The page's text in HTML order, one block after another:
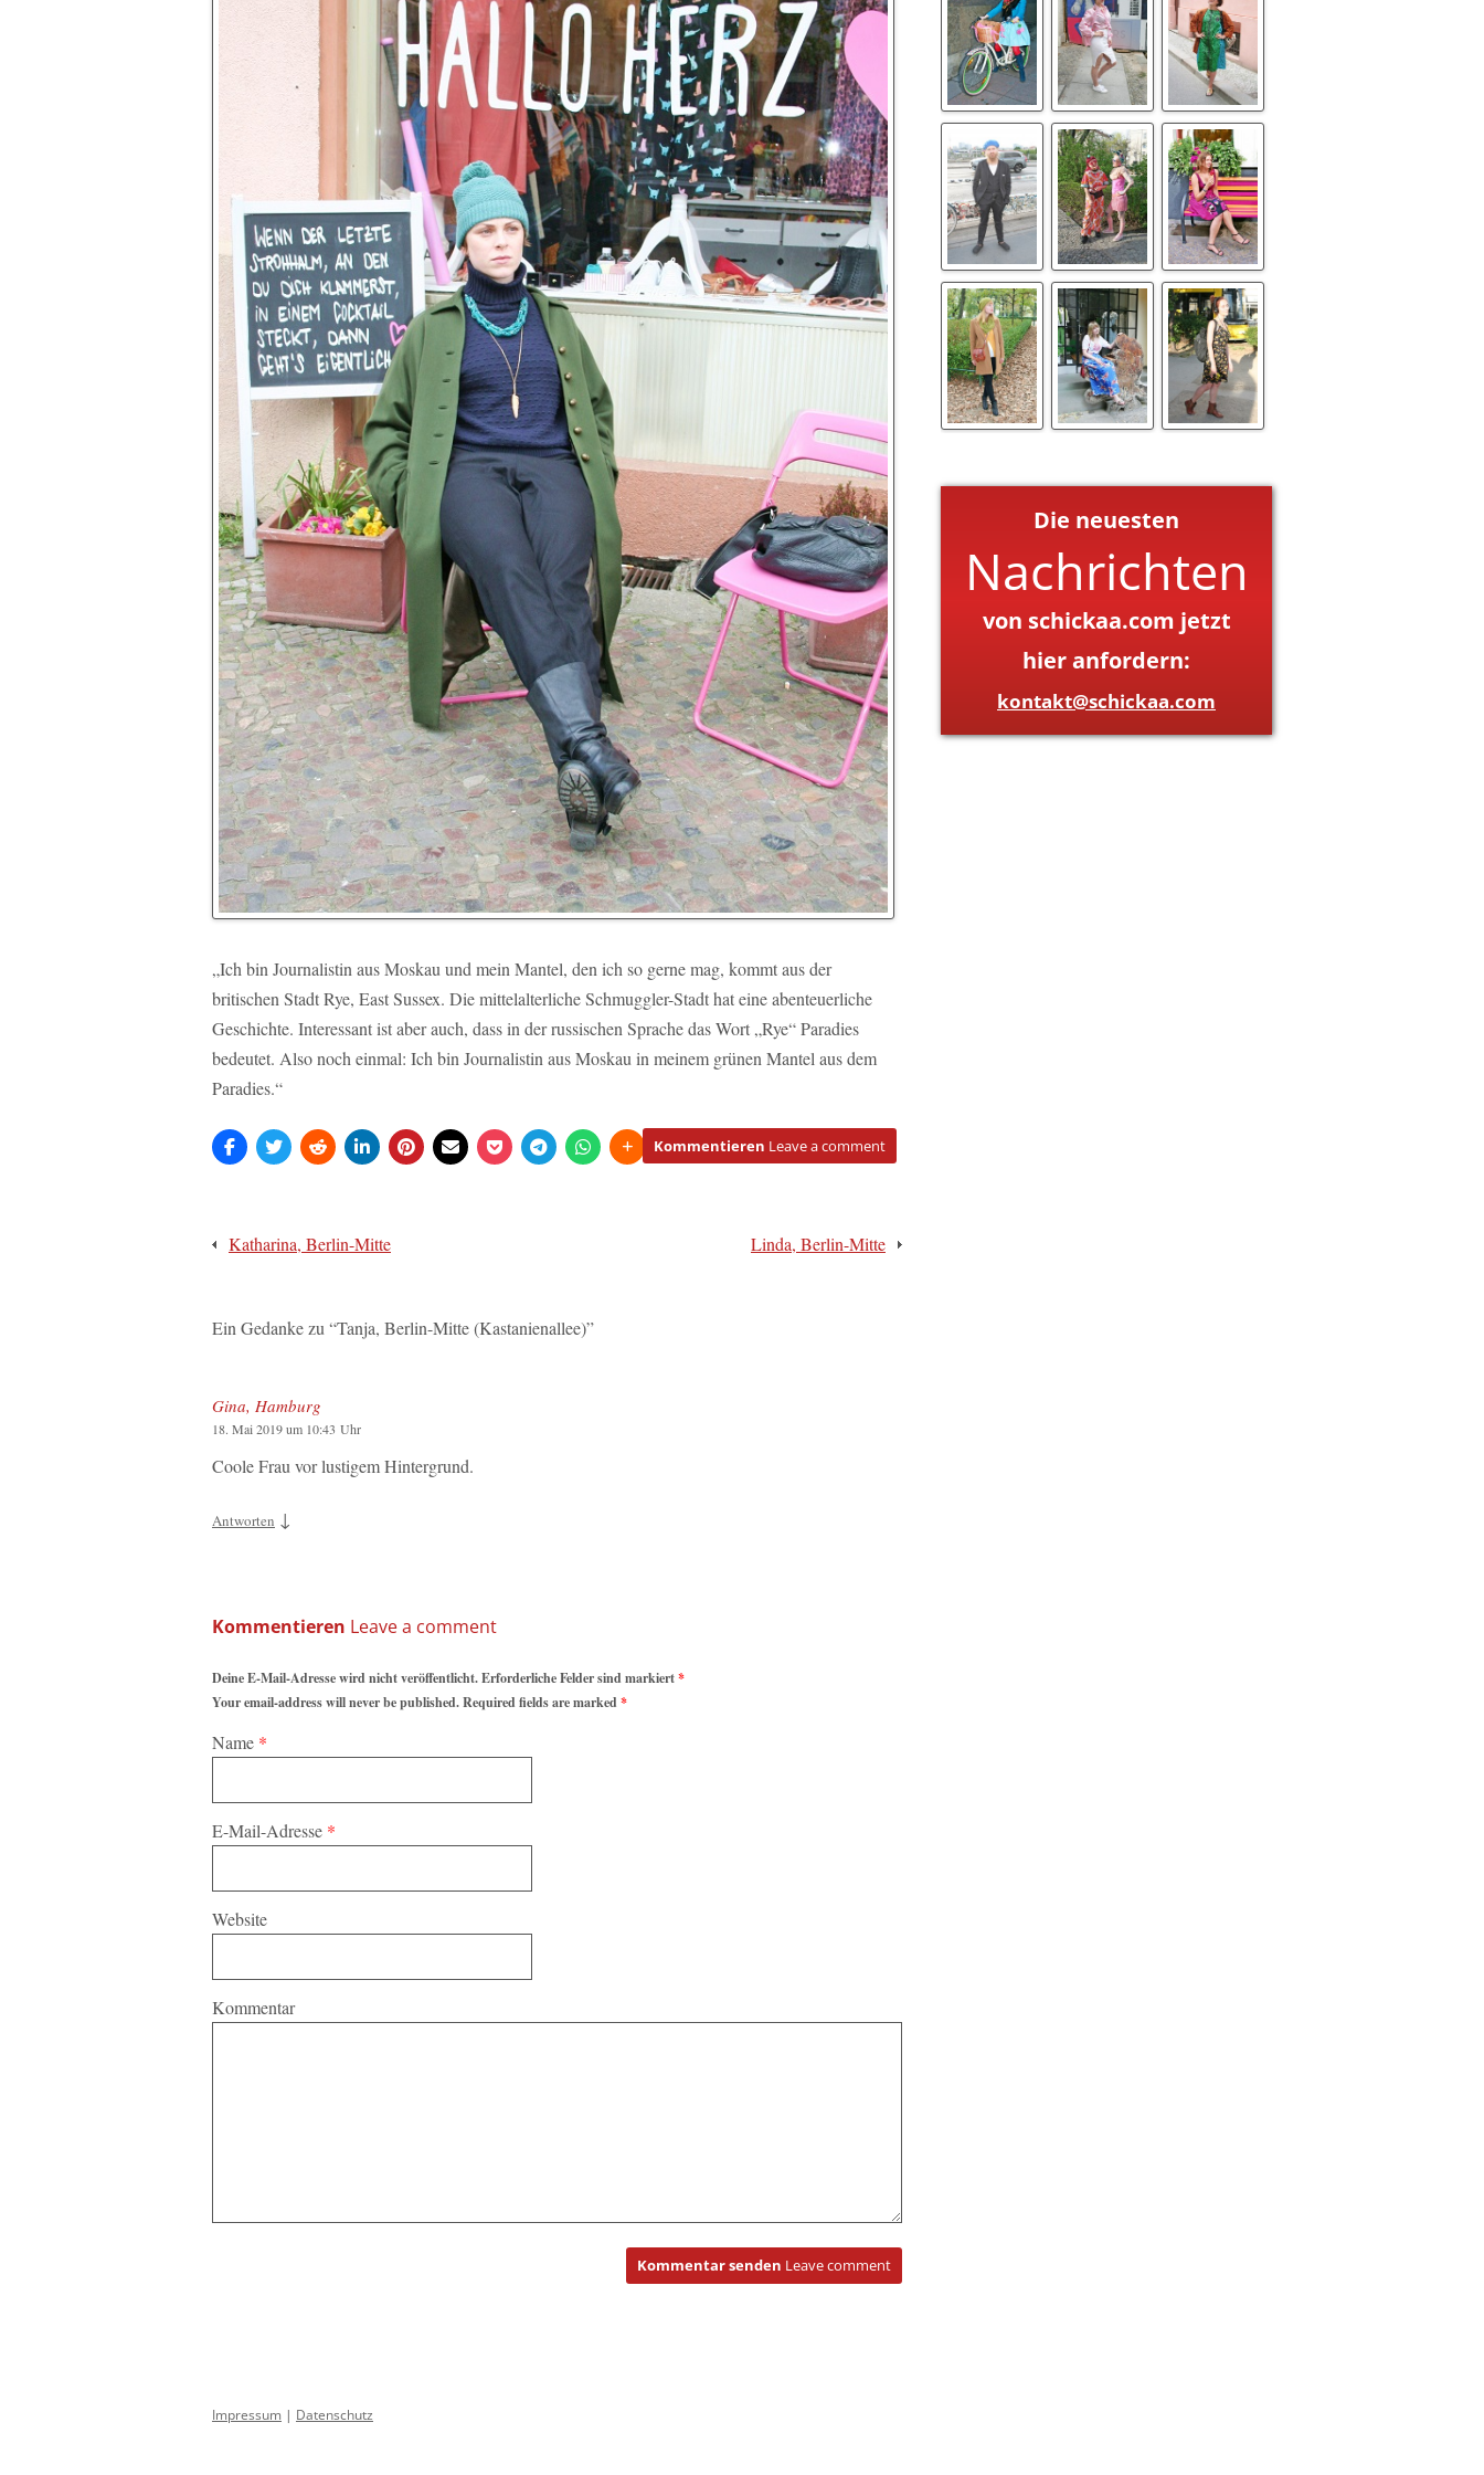
„Ich bin Journalistin aus Moskau und mein Mantel, den ich so gerne mag, kommt aus der
britischen Stadt Rye, East Sussex. Die mittelalterliche Schmuggler-Stadt hat eine abenteuerliche
Geschichte. Interessant ist aber auch, dass in der russischen Sprache das Wort „Rye“ Paradies
bedeutet. Also noch einmal: Ich bin Journalistin aus Moskau in meinem grünen Mantel aus dem
Paradies.“
Kommentieren Leave a comment
Beitragsnavigation
Katharina, Berlin-Mitte Linda, Berlin-Mitte
Ein Gedanke zu “Tanja, Berlin-Mitte (Kastanienallee)”
Gina, Hamburg
18. Mai 2019 um 10:43 Uhr
Coole Frau vor lustigem Hintergrund.
Antworten ↓
Kommentieren
Deine E-Mail-Adresse wird nicht veröffentlicht. Erforderliche Felder sind markiert*
Your email-address will never be published. Required fields are marked*
Name *
E-Mail-Adresse *
Website
Kommentar
Kommentar senden Leave comment
Die neuesten
Nachrichten
von schickaa.com jetzt
hier anfordern:
kontakt@schickaa.com
Impressum | Datenschutz